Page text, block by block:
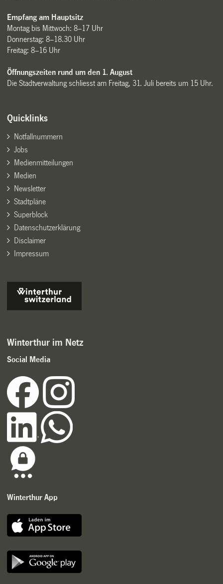
Empfang am Hauptsitz
Montag bis Mittwoch: 8–17 Uhr
Donnerstag: 8–18.30 Uhr
Freitag: 8–16 Uhr
Öffnungszeiten rund um den 1. August
Die Stadtverwaltung schliesst am Freitag, 31. Juli bereits um 15 Uhr.
Quicklinks
Notfallnummern
Jobs
Medienmitteilungen
Medien
Newsletter
Stadtpläne
Superblock
Datenschutzerklärung
Disclaimer
Impressum
Winterthur im Netz
Social Media
Winterthur App